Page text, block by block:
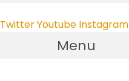
TwitterYoutube Instagram
Menu